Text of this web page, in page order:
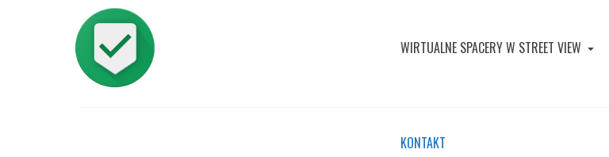
WIRTUALNE SPACERY W STREET VIEW
KONTAKT